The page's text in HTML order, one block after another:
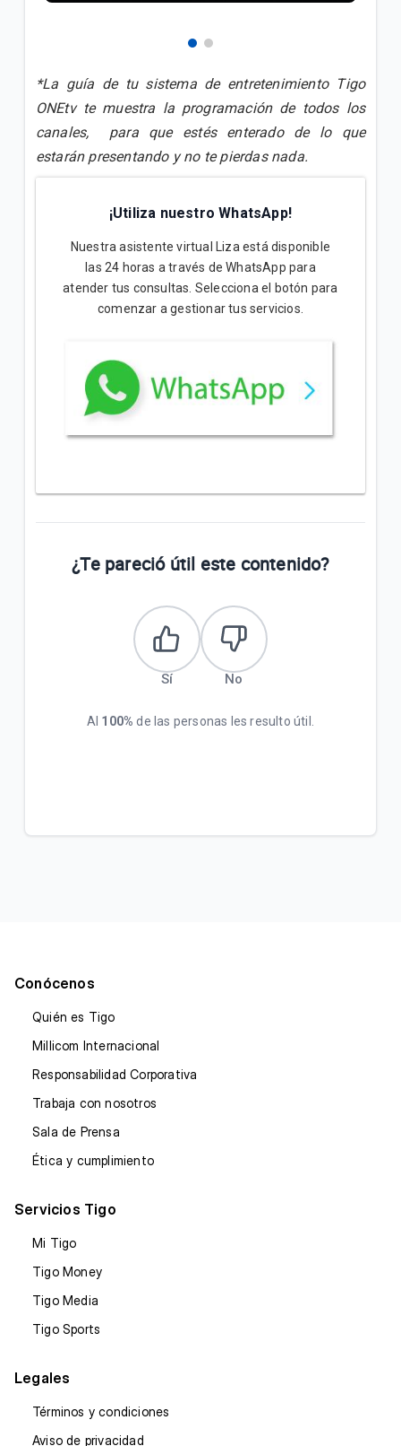
*La guía de tu sistema de entretenimiento Tigo
ONEtv te muestra la programación de todos los
canales, para que estés enterado de lo que
estarán presentando y no te pierdas nada.
¡Utiliza nuestro WhatsApp!
Nuestra asistente virtual Liza está disponible
las 24 horas a través de WhatsApp para
atender tus consultas. Selecciona el botón para
comenzar a gestionar tus servicios.
¿Te pareció útil este contenido?
Sí No
Al 100% de las personas les resulto útil.
Conócenos
Quién es Tigo
Millicom Internacional
Responsabilidad Corporativa
Trabaja con nosotros
Sala de Prensa
Ética y cumplimiento
Servicios Tigo
Mi Tigo
Tigo Money
Tigo Media
Tigo Sports
Legales
Términos y condiciones
Aviso de privacidad